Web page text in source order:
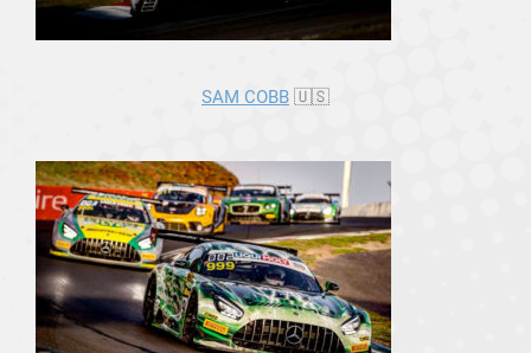
SAM COBB 🇺🇸